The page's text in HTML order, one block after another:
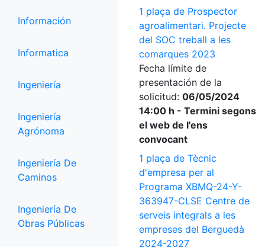
Información
Informatica
Ingeniería
Ingeniería
Agrónoma
Ingeniería De
Caminos
Ingeniería De
Obras Públicas
1 plaça de Prospector
agroalimentari. Projecte
del SOC treball a les
comarques 2023
Fecha límite de
presentación de la
solicitud: 06/05/2024
14:00 h - Termini segons
el web de l'ens
convocant
1 plaça de Tècnic
d'empresa per al
Programa XBMQ-24-Y-
363947-CLSE Centre de
serveis integrals a les
empreses del Berguedà
2024-2027